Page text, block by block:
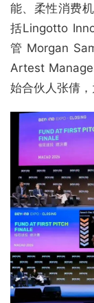
能、柔性消费
括Lingotto
管 Morgan
Artest
始合伙人张倩，